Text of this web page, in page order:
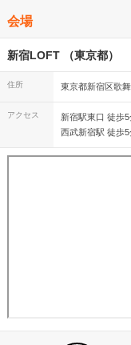
会場
新宿LOFT （東京都）
住所 東京都新宿区歌
アクセス
新宿駅東口 徒歩5
西武新宿駅 徒歩5